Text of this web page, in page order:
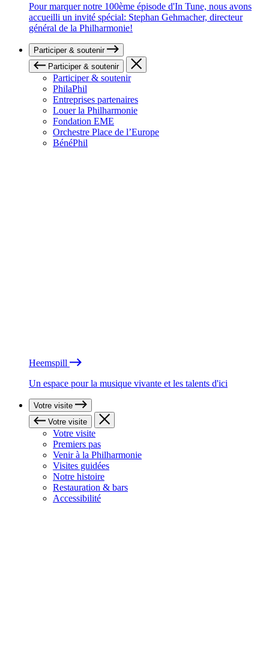
Pour marquer notre 100ème épisode d'In Tune, nous avons
accueilli un invité spécial: Stephan Gehmacher, directeur
général de la Philharmonie!
Participer & soutenir
Participer & soutenir
Participer & soutenir
PhilaPhil
Entreprises partenaires
Louer la Philharmonie
Fondation EME
Orchestre Place de l’Europe
BénéPhil
Heemspill
Un espace pour la musique vivante et les talents d'ici
Votre visite
Votre visite
Votre visite
Premiers pas
Venir à la Philharmonie
Visites guidées
Notre histoire
Restauration & bars
Accessibilité